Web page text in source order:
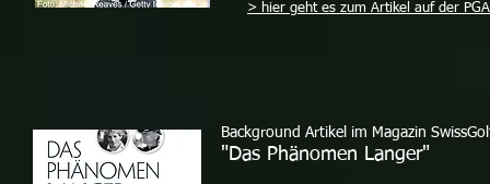
> hier geht es zum Artikel auf der
Background Artikel im Magazin
"Das Phänomen Langer"